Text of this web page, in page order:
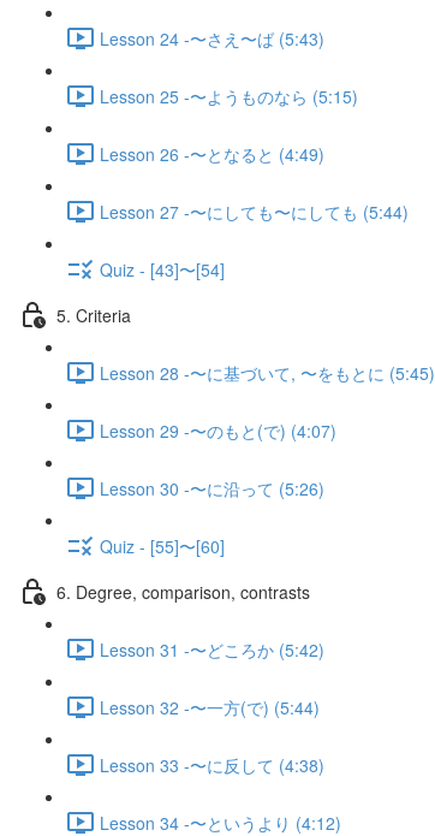
Lesson 24 -〜さえ〜ば (5:43)
Lesson 25 -〜ようものなら (5:15)
Lesson 26 -〜となると (4:49)
Lesson 27 -〜にしても〜にしても (5:44)
Quiz - [43]〜[54]
5. Criteria
Lesson 28 -〜に基づいて, 〜をもとに (5:45)
Lesson 29 -〜のもと(で) (4:07)
Lesson 30 -〜に沿って (5:26)
Quiz - [55]〜[60]
6. Degree, comparison, contrasts
Lesson 31 -〜どころか (5:42)
Lesson 32 -〜一方(で) (5:44)
Lesson 33 -〜に反して (4:38)
Lesson 34 -〜というより (4:12)